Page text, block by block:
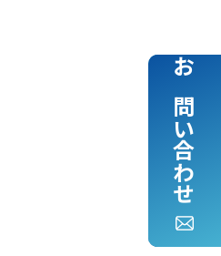
お問い合わせ